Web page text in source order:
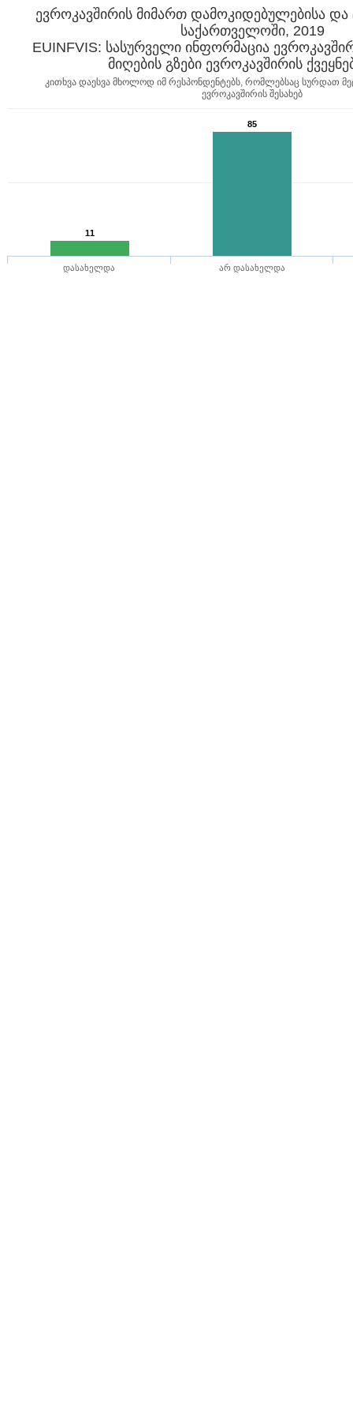
ევროკავშირის მიმართ დამოკიდებულებისა და
საქართველოში, 2019
EUINFVIS: სასურველი ინფორმაცია
კითხვა დაესვა მხოლოდ იმ რესპონდენტებს, რომლებსაც სურდათ
ევროკავშირის შესახებ
11
85
დასახელდა არ დასახელდა